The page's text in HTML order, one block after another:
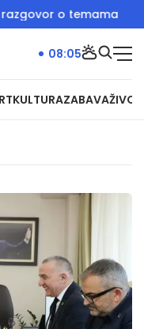
o temama koje
KULTURAZABAVAŽIVOT
08:05